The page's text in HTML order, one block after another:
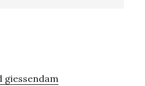
giessendam